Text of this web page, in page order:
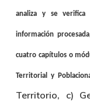
analiza y se
información
cuatro capítulos o
Territorial y
Territorio, c)